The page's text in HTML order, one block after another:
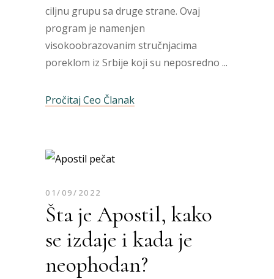
ciljnu grupu sa druge strane. Ovaj
program je namenjen
visokoobrazovanim stručnjacima
poreklom iz Srbije koji su neposredno
Pročitaj Ceo Članak
01/09/2022
Šta je Apostil, kako
se izdaje i kada je
neophodan?